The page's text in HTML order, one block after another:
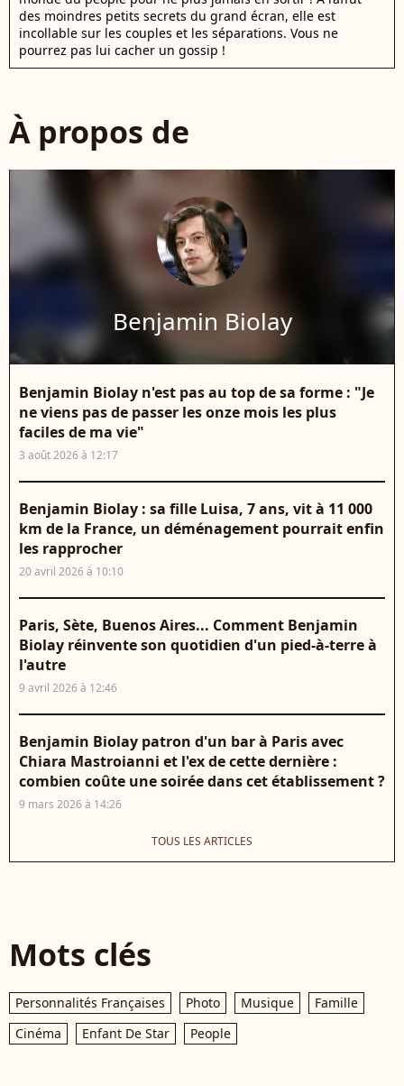
des moindres petits secrets du grand écran, elle est
incollable sur les couples et les séparations. Vous ne
pourrez pas lui cacher un gossip !
À propos de
Benjamin Biolay
Benjamin Biolay n'est pas au top de sa forme : "Je
ne viens pas de passer les onze mois les plus
faciles de ma vie"
3 août 2026 à 12:17
Benjamin Biolay : sa fille Luisa, 7 ans, vit à 11 000
km de la France, un déménagement pourrait enfin
les rapprocher
20 avril 2026 à 10:10
Paris, Sète, Buenos Aires... Comment Benjamin
Biolay réinvente son quotidien d'un pied-à-terre à
l'autre
9 avril 2026 à 12:46
Benjamin Biolay patron d'un bar à Paris avec
Chiara Mastroianni et l'ex de cette dernière :
combien coûte une soirée dans cet établissement ?
9 mars 2026 à 14:26
TOUS LES ARTICLES
Mots clés
Personnalités Françaises Photo Musique
Famille
Cinéma
Enfant De Star People